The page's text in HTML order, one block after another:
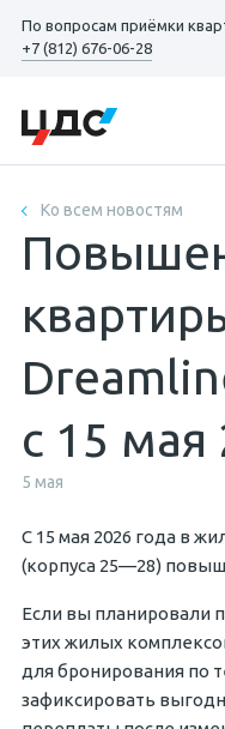
По вопросам приёмки
+7 (812) 676-06-28
Ко всем новостям
с 15 мая
5 мая
С 15 мая 2026 года в
(корпуса 25—28)
Если вы планировали
этих жилых
для бронирования по
зафиксировать